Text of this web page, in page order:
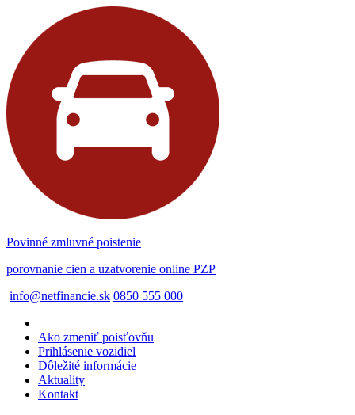
Povinné zmluvné poistenie
porovnanie cien a uzatvorenie online PZP
info@netfinancie.sk 0850 555 000
Ako zmeniť poisťovňu
Prihlásenie vozidiel
Dôležité informácie
Aktuality
Kontakt